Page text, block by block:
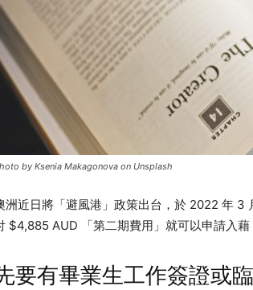
by Ksenia Makagonova on Unsplash
洲近日將「避風港」政策出台，於 2022 年 3
$4,885 AUD 「第二期費用」就可以申請入
要有畢業生工作簽證或